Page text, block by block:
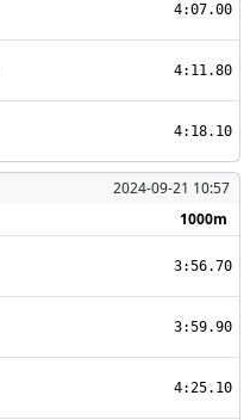
4:07.00
4:11.80
4:18.10
2024-09-21 10:57
1000m
3:56.70
3:59.90
4:25.10